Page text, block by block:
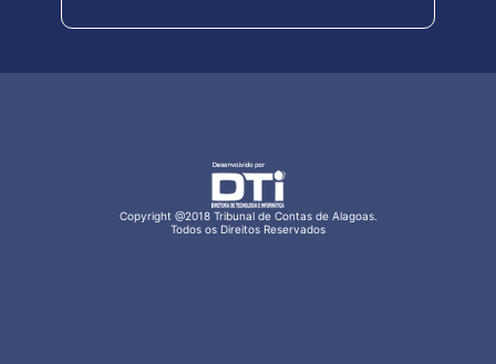
Copyright @2018 Tribunal de Contas de Alagoas.
Todos os Direitos Reservados